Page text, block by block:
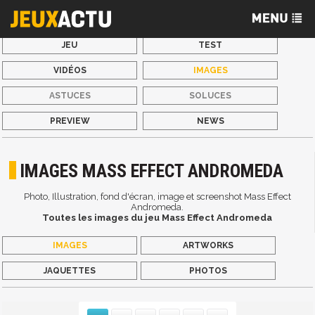
JEU TEST
VIDÉOS IMAGES
ASTUCES SOLUCES
PREVIEW NEWS
IMAGES MASS EFFECT ANDROMEDA
Photo, Illustration, fond d'écran, image et screenshot Mass Effect
Andromeda.
Toutes les images du jeu Mass Effect Andromeda
IMAGES ARTWORKS
JAQUETTES PHOTOS